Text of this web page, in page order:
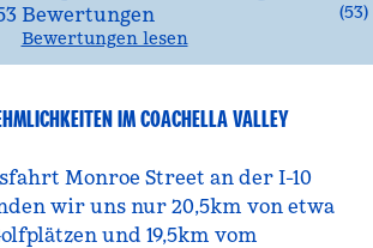
(53)
Bewertungen lesen
IM COACHELLA VALLEY
Monroe Street an der I-10
wir uns nur 20,5km von etwa
und 19,5km vom